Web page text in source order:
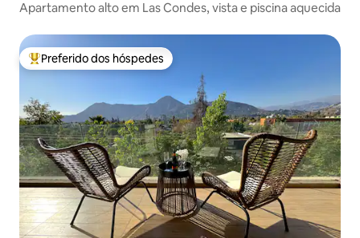
Apartamento alto em Las Condes, vista e piscina aquecida
Entre os melhores preferidos dos hóspedes
Preferido dos hóspedes